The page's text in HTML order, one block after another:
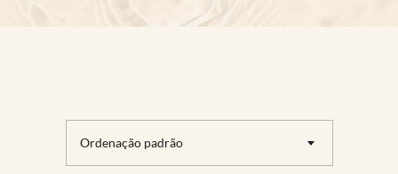
Ordenação padrão